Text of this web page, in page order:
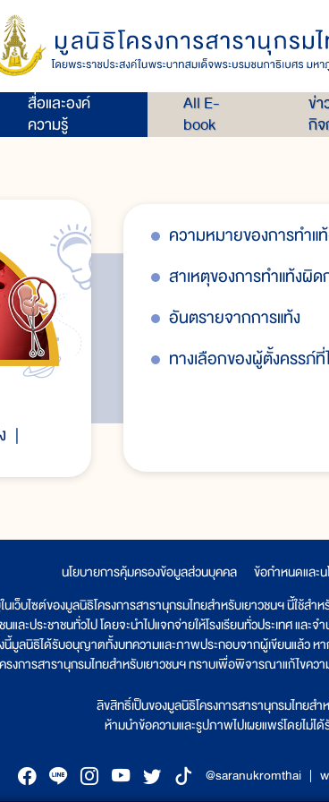
สื่อและองค์
ความรู้
All E-
book
ข่า
กิ
ความหมายของการทำแ
สาเหตุของการทำแท้งผิ
อันตรายจากการแท้ง
ทางเลือกของผู้ตั้งครรภ์
นโยบายการคุ้มครองข้อมูลส่วนบุคคล
ข้อกำหนดและ
เว็บไซต์ของมูลนิธิโครงการสารานุกรมไทยสำหรับเยาวชนฯ นี้ใช้
นและประชาชนทั่วไป โดยจะนำไปแจกจ่ายให้โรงเรียนทั่วประเทศ
มูลนิธิได้รับอนุญาตทั้งบทความและภาพประกอบจากผู้เขียนแล้ว หา
รงการสารานุกรมไทยสำหรับเยาวชนฯ ทราบเพื่อพิจารณาแก้ไขค
ลิขสิทธิ์เป็นของมูลนิธิโครงการสารานุกรมไทยสำ
ห้ามนำข้อความและรูปภาพไปเผยแพร่โดยไม่ไ
@saranukromthai |